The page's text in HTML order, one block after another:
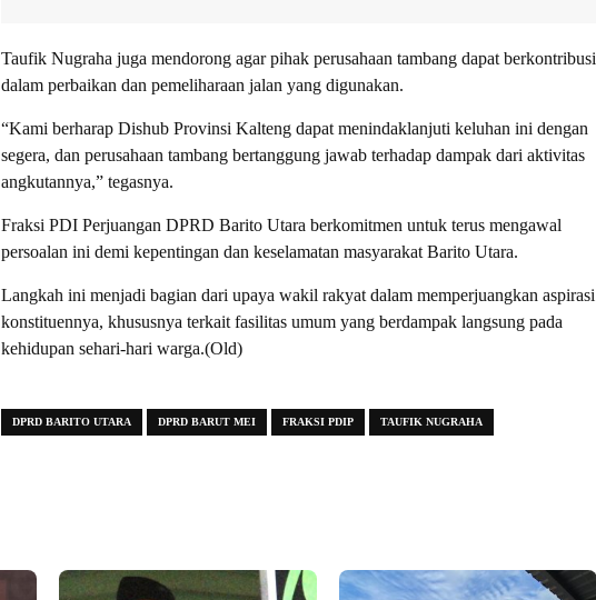
Taufik Nugraha juga mendorong agar pihak perusahaan tambang dapat berkontribusi
dalam perbaikan dan pemeliharaan jalan yang digunakan.
“Kami berharap Dishub Provinsi Kalteng dapat menindaklanjuti keluhan ini dengan
segera, dan perusahaan tambang bertanggung jawab terhadap dampak dari aktivitas
angkutannya,” tegasnya.
Fraksi PDI Perjuangan DPRD Barito Utara berkomitmen untuk terus mengawal
persoalan ini demi kepentingan dan keselamatan masyarakat Barito Utara.
Langkah ini menjadi bagian dari upaya wakil rakyat dalam memperjuangkan aspirasi
konstituennya, khususnya terkait fasilitas umum yang berdampak langsung pada
kehidupan sehari-hari warga.(Old)
DPRD BARITO UTARA DPRD BARUT MEI FRAKSI PDIP TAUFIK NUGRAHA